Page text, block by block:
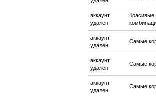
аккаунт
удален
Красивые
аккаунт
удален
Самые
аккаунт
удален
Самые
аккаунт
удален
Самые